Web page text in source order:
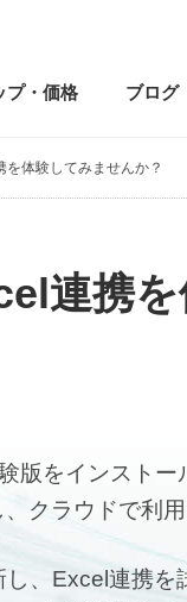
・ 価格 ブログ
体験してみませんか？
連携
版をインスト
クラウドで利
、Excel連携を